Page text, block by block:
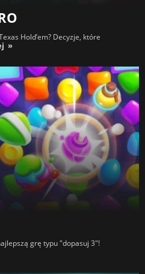
Hold’em? Decyzje, które
grę typu "dopasuj 3"!